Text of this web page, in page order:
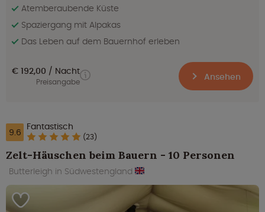
Atemberaubende Küste
Spaziergang mit Alpakas
Das Leben auf dem Bauernhof erleben
€ 192,00 Nacht
Preisangabe Ansehen
9.6 Fantastisch
(23)
Zelt-Häuschen beim Bauern - 10 Personen
Butterleigh in Südwestengland